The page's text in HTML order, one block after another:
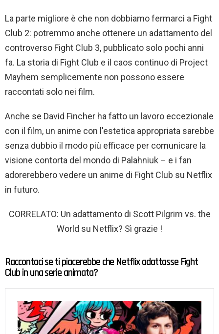
La parte migliore è che non dobbiamo fermarci a Fight
Club 2: potremmo anche ottenere un adattamento del
controverso Fight Club 3, pubblicato solo pochi anni
fa. La storia di Fight Club e il caos continuo di Project
Mayhem semplicemente non possono essere
raccontati solo nei film.
Anche se David Fincher ha fatto un lavoro eccezionale
con il film, un anime con l'estetica appropriata sarebbe
senza dubbio il modo più efficace per comunicare la
visione contorta del mondo di Palahniuk – e i fan
adorerebbero vedere un anime di Fight Club su Netflix
in futuro.
CORRELATO: Un adattamento di Scott Pilgrim vs. the
World su Netflix? Sì grazie !
Raccontaci se ti piacerebbe che Netflix adattasse Fight
Club in una serie animata?